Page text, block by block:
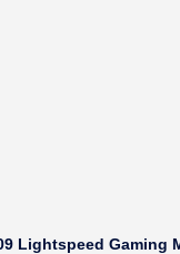
Lightspeed Gaming